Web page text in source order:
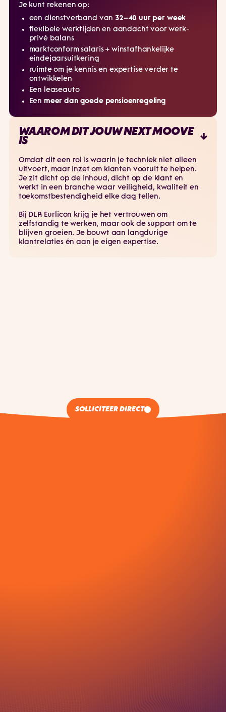
Je kunt rekenen op:
een dienstverband van 32–40 uur per week
flexibele werktijden en aandacht voor werk-
privé balans
marktconform salaris + winstafhankelijke
eindejaarsuitkering
ruimte om je kennis en expertise verder te
ontwikkelen
Een leaseauto
Een meer dan goede pensioenregeling
WAAROM DIT JOUW NEXT MOOVE
IS
Omdat dit een rol is waarin je techniek niet alleen
uitvoert, maar inzet om klanten vooruit te helpen.
Je zit dicht op de inhoud, dicht op de klant en
werkt in een branche waar veiligheid, kwaliteit en
toekomstbestendigheid elke dag tellen.
Bij DLR Eurlicon krijg je het vertrouwen om
zelfstandig te werken, maar ook de support om te
blijven groeien. Je bouwt aan langdurige
klantrelaties én aan je eigen expertise.
SOLLICITEER DIRECT